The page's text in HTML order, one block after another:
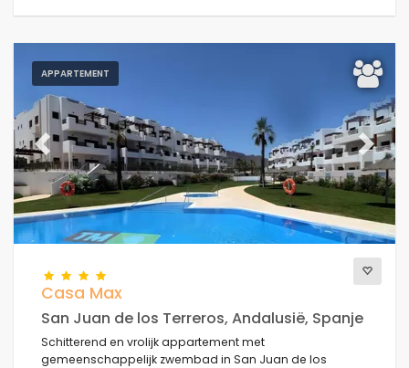
APPARTEMENT
Previous Next
Casa Max
San Juan de los Terreros, Andalusië, Spanje
Schitterend en vrolijk appartement met
gemeenschappelijk zwembad in San Juan de los